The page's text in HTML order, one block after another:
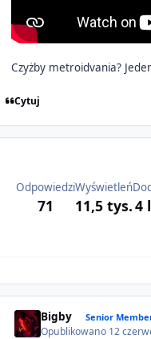
Czyżby metroidvania?
Cytuj
Odpowiedzi
71
Wyświetleń
11,5 tys.4 l
Bigby Senior
Opublikowano 12